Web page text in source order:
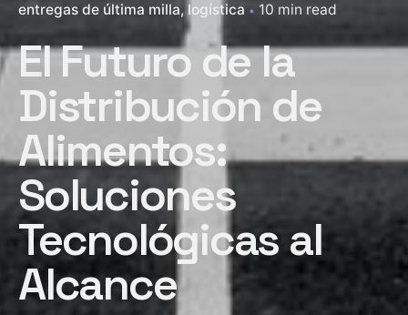
entregas de última milla logística 10 min read
El Futuro de la
Distribución de
Alimentos:
Soluciones
Tecnológicas al
Alcance